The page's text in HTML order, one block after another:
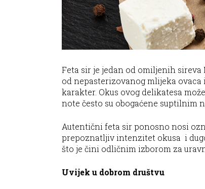
Feta sir je jedan od omiljenih
od nepasterizovanog mlijeka
karakter. Okus ovog delikatesa
note često su obogaćene suptilnim
Autentični feta sir ponosno nosi
prepoznatljiv intenzitet okusa i
što je čini odličnim izborom za
Uvijek u dobrom društvu